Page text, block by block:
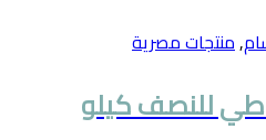
,منتجات مصرية
للنصف كيلو